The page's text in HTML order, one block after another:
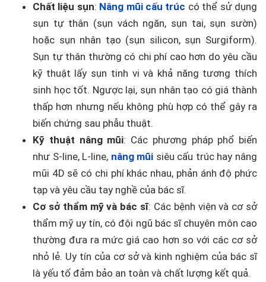
Chất liệu sụn: Nâng mũi cấu trúc có thể sử dụng
sụn tự thân (sụn vách ngăn, sụn tai, sụn sườn)
hoặc sụn nhân tạo (sụn silicon, sụn Surgiform).
Sụn tự thân thường có chi phí cao hơn do yêu cầu
kỹ thuật lấy sụn tinh vi và khả năng tương thích
sinh học tốt. Ngược lại, sụn nhân tạo có giá thành
thấp hơn nhưng nếu không phù hợp có thể gây ra
biến chứng sau phẫu thuật.
Kỹ thuật nâng mũi: Các phương pháp phổ biến
như S-line, L-line, nâng mũi siêu cấu trúc hay nâng
mũi 4D sẽ có chi phí khác nhau, phản ánh độ phức
tạp và yêu cầu tay nghề của bác sĩ.
Cơ sở thẩm mỹ và bác sĩ: Các bệnh viện và cơ sở
thẩm mỹ uy tín, có đội ngũ bác sĩ chuyên môn cao
thường đưa ra mức giá cao hơn so với các cơ sở
nhỏ lẻ. Uy tín của cơ sở và kinh nghiệm của bác sĩ
là yếu tố đảm bảo an toàn và chất lượng kết quả.